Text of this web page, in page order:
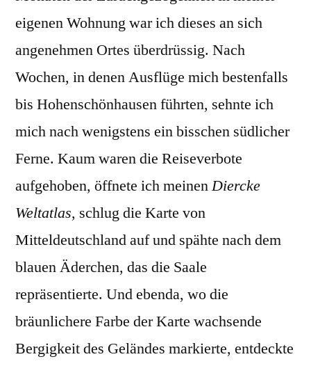
eigenen Wohnung war ich dieses an sich
angenehmen Ortes überdrüssig. Nach
Wochen, in denen Ausflüge mich bestenfalls
bis Hohenschönhausen führten, sehnte ich
mich nach wenigstens ein bisschen südlicher
Ferne. Kaum waren die Reiseverbote
aufgehoben, öffnete ich meinenDiercke
Weltatlas, schlug die Karte von
Mitteldeutschland auf und spähte nach dem
blauen Äderchen, das die Saale
repräsentierte. Und ebenda, wo die
bräunlichere Farbe der Karte wachsende
Bergigkeit des Geländes markierte, entdeckte